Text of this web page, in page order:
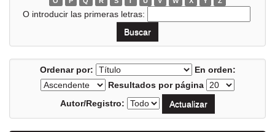
O introducir las primeras letras:
Ordenar por:
En orden:
Resultados por página
Autor/Registro: